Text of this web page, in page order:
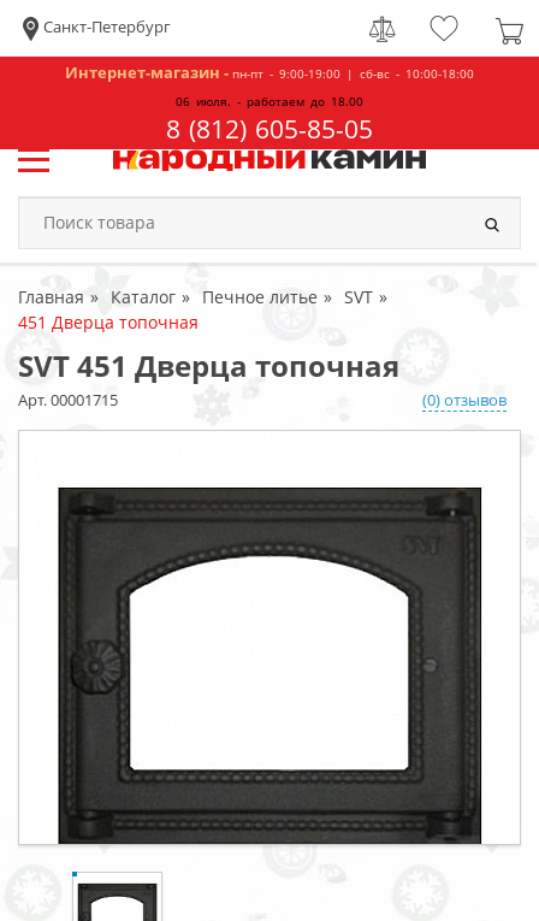
Санкт-Петербург
Интернет-магазин - пн-пт - 9:00-19:00 | сб-вс - 10:00-18:00
06 июля. - работаем до 18.00
8 (812) 605-85-05
Главная Каталог Печное литье
SVT
451 Дверца топочная
SVT 451 Дверца топочная
Арт. 00001715 (0) отзывов